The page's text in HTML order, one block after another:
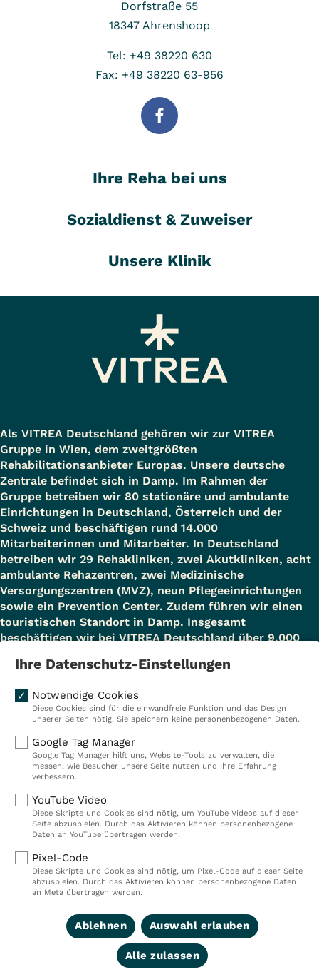
Dorfstraße 55
18347 Ahrenshoop
Tel: +49 38220 630
Fax: +49 38220 63-956
Ihre Reha bei uns
Sozialdienst & Zuweiser
Unsere Klinik
Als VITREA Deutschland gehören wir zur VITREA
Gruppe in Wien, dem zweitgrößten
Rehabilitationsanbieter Europas. Unsere deutsche
Zentrale befindet sich in Damp. Im Rahmen der
Gruppe betreiben wir 80 stationäre und ambulante
Einrichtungen in Deutschland, Österreich und der
Schweiz und beschäftigen rund 14.000
Mitarbeiterinnen und Mitarbeiter. In Deutschland
betreiben wir 29 Rehakliniken, zwei Akutkliniken, acht
ambulante Rehazentren, zwei Medizinische
Versorgungszentren (MVZ), neun Pflegeeinrichtungen
sowie ein Prevention Center. Zudem führen wir einen
touristischen Standort in Damp. Insgesamt
beschäftigen wir bei VITREA Deutschland über 9.000
Kliniken
Ambulant
Reha
Prävention
Karriere
VITREA Deutschland
IMPRESSUM
HINWEISGEBERSYSTEM
AUFSICHTSBEHÖRDEN
Ihre Datenschutz-Einstellungen
Notwendige Cookies
Diese Cookies sind für die einwandfreie Funktion und das Design
unserer Seiten nötig. Sie speichern keine personenbezogenen Daten.
Google Tag Manager
Google Tag Manager hilft uns, Website-Tools zu verwalten, die
messen, wie Besucher unsere Seite nutzen und Ihre Erfahrung
verbessern.
YouTube Video
Diese Skripte und Cookies sind nötig, um YouTube Videos auf dieser
Seite abzuspielen. Durch das Aktivieren können personenbezogene
Daten an YouTube übertragen werden.
Pixel-Code
Diese Skripte und Cookies sind nötig, um Pixel-Code auf dieser Seite
abzuspielen. Durch das Aktivieren können personenbezogene Daten
an Meta übertragen werden.
Ablehnen Auswahl erlauben
Alle zulassen